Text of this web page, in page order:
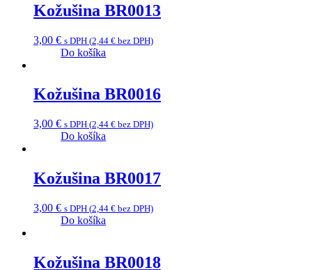
Kožušina BR0013
3,00 € s DPH (2,44 € bez DPH)
Do košíka
Kožušina BR0016
3,00 € s DPH (2,44 € bez DPH)
Do košíka
Kožušina BR0017
3,00 € s DPH (2,44 € bez DPH)
Do košíka
Kožušina BR0018